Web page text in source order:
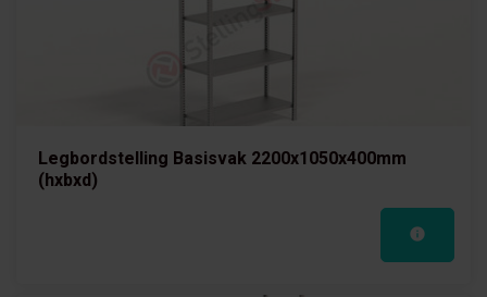
Legbordstelling Basisvak 2200x1050x400mm
(hxbxd)